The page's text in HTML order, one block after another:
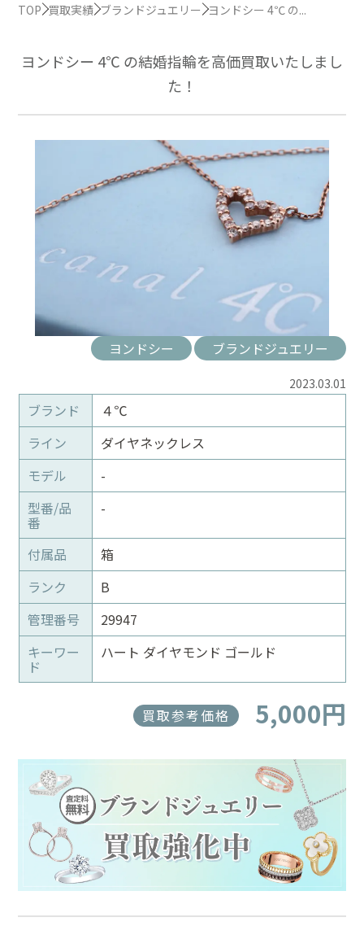
TOP 買取実績 ブランドジュエリー ヨンドシー 4℃ の...
ヨンドシー 4℃ の結婚指輪を高価買取いたしまし
た！
ヨンドシー ブランドジュエリー
2023.03.01
ブランド
４℃
ライン
ダイヤネックレス
モデル
-
型番/品
番
-
付属品
箱
ランク
B
管理番号
29947
キーワー
ド
ハート ダイヤモンド ゴールド
買取参考価格 5,000円